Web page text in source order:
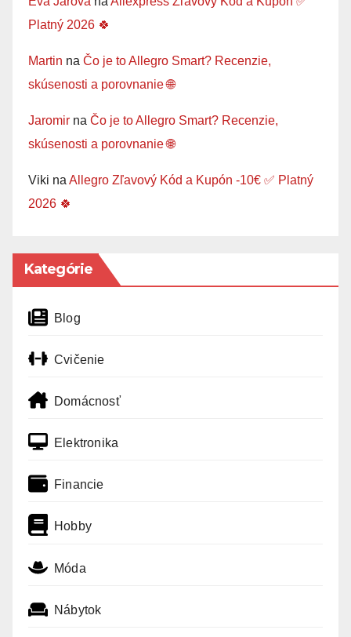
Platný 2026 🍀
Martin na Čo je to Allegro Smart? Recenzie,
skúsenosti a porovnanie 🌐
Jaromir na Čo je to Allegro Smart? Recenzie,
skúsenosti a porovnanie 🌐
Viki na Allegro Zľavový Kód a Kupón -10€ ✅ Platný
2026 🍀
Kategórie
Blog
Cvičenie
Domácnosť
Elektronika
Financie
Hobby
Móda
Nábytok